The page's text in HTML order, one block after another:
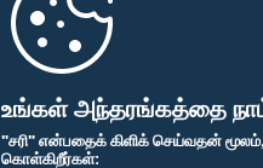
உங்கள் அந்தரங்கத்தை
"சரி" என்பதைக் கிளிக் செய்வதன்
கொள்கிறீர்கள்: